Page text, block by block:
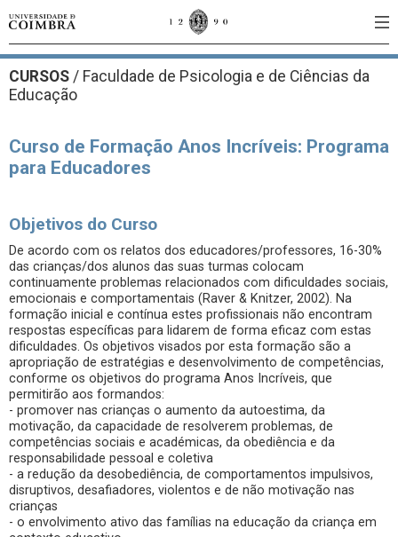
CURSOS / Faculdade de Psicologia e de Ciências da
Educação
Curso de Formação Anos Incríveis: Programa
para Educadores
Objetivos do Curso
De acordo com os relatos dos educadores/professores, 16-30%
das crianças/dos alunos das suas turmas colocam
continuamente problemas relacionados com dificuldades sociais,
emocionais e comportamentais (Raver & Knitzer, 2002). Na
formação inicial e contínua estes profissionais não encontram
respostas específicas para lidarem de forma eficaz com estas
dificuldades. Os objetivos visados por esta formação são a
apropriação de estratégias e desenvolvimento de competências,
conforme os objetivos do programa Anos Incríveis, que
permitirão aos formandos:
- promover nas crianças o aumento da autoestima, da
motivação, da capacidade de resolverem problemas, de
competências sociais e académicas, da obediência e da
responsabilidade pessoal e coletiva
- a redução da desobediência, de comportamentos impulsivos,
disruptivos, desafiadores, violentos e de não motivação nas
crianças
- o envolvimento ativo das famílias na educação da criança em